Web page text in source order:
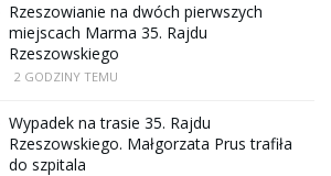
Rzeszowianie na dwóch pierwszych
miejscach Marma 35. Rajdu
Rzeszowskiego
2 GODZINY TEMU
Wypadek na trasie 35. Rajdu
Rzeszowskiego. Małgorzata Prus trafiła
do szpitala